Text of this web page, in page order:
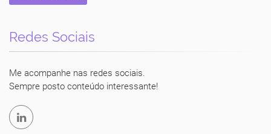
Redes Sociais
Me acompanhe nas redes sociais.
Sempre posto conteúdo interessante!